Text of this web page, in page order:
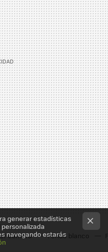
cámara Fondo blanco
generar estadísticas
navegando estarás